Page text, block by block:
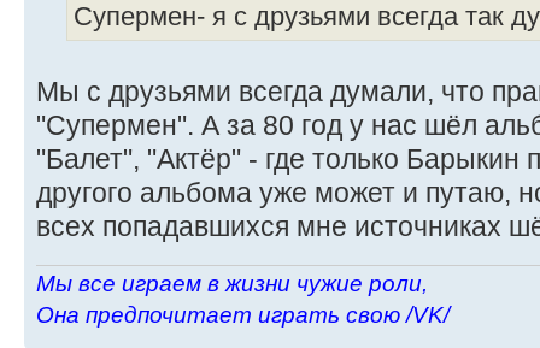
Супермен- я с друзьями всегда так
Мы с друзьями всегда думали, что
"Супермен". А за 80 год у нас шёл
"Балет", "Актёр" - где только Барыкин
другого альбома уже может и путаю,
всех попадавшихся мне источниках
Мы все играем в жизни чужие роли,
Она предпочитает играть свою /VK/